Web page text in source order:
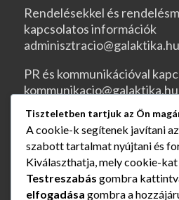
Rendelésekkel és
kapcsolatos információk
adminisztracio@galaktika.hu
PR és kommunikációval
kommunikacio@galaktika.hu
JOGI OLDALAK
ÁSZF
Rendelés és szállítás
Tiszteletben tartjuk az Ön
A cookie-k segítenek javítani
szabott tartalmat nyújtani és
Kiválaszthatja, mely cookie-kat
Testreszabás gombra
elfogadása gombra a